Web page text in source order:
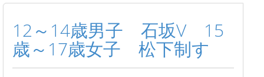
12～14歳男子 石坂V 15
歳～17歳女子 松下制す